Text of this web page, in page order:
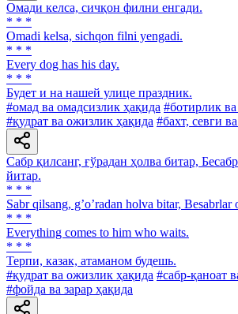
Омади келса, сичқон филни енгади.
* * *
Omadi kelsa, sichqon filni yengadi.
* * *
Every dog has his day.
* * *
Будет и на нашей улице праздник.
#омад ва омадсизлик ҳақида #ботирлик
#қудрат ва ожизлик ҳақида #бахт, севги
Сабр қилсанг, ғўрадан ҳолва битар,
йитар.
* * *
Sabr qilsang, gʼoʼradan holva bitar, Besabrlar
* * *
Everything comes to him who waits.
* * *
Терпи, казак, атаманом будешь.
#қудрат ва ожизлик ҳақида #сабр-қаноат
#фойда ва зарар ҳақида